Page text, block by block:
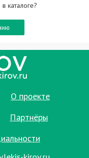
каталоге?
О проекте
Партнёры